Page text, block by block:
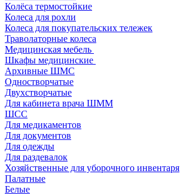
Колёса термостойкие
Колеса для рохли
Колеса для покупательских тележек
Траволаторные колеса
Медицинская мебель
Шкафы медицинские
Архивные ШМС
Одностворчатые
Двухстворчатые
Для кабинета врача ШММ
ШСС
Для медикаментов
Для документов
Для одежды
Для раздевалок
Хозяйственные для уборочного инвентаря
Палатные
Белые